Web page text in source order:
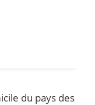
du pays des